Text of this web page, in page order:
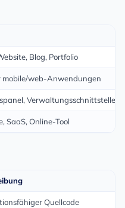
Blog, Portfolio
mobile/web-Anwendungen
Verwaltungsschnittstelle
SaaS, Online-Tool
Quellcode